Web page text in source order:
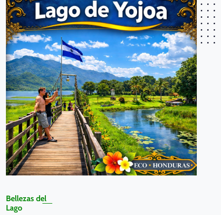
Bellezas del
Lago